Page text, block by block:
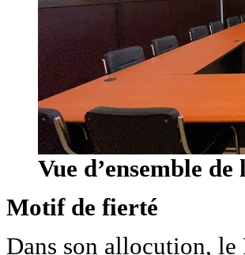
Vue d’ensemble
Motif de fierté
Dans son allocution, le